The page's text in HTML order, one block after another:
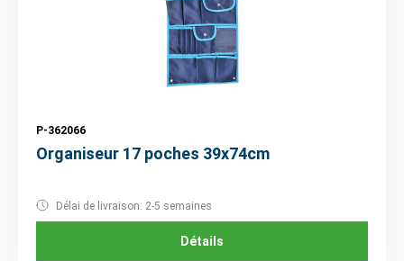
P-362066
Organiseur 17 poches 39x74cm
Délai de livraison: 2-5 semaines
Détails